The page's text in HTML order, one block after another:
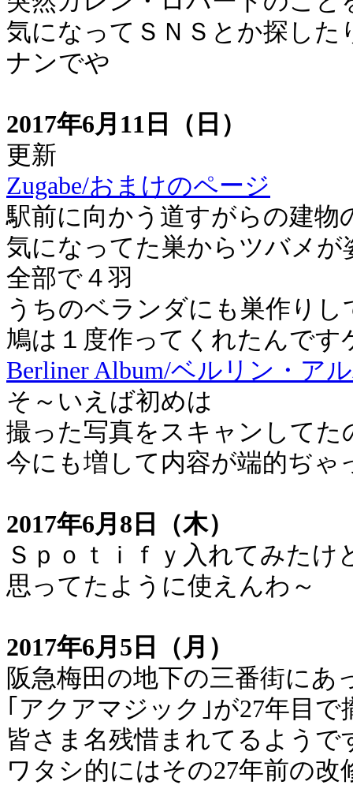
気になってＳＮＳとか探した
ナンでや
2017年6月11日（日）
更新
Zugabe/おまけのページ
駅前に向かう道すがらの建物
気になってた巣からツバメ
全部で４羽
うちのベランダにも巣作り
鳩は１度作ってくれたんです
Berliner Album/ベルリン・ア
そ～いえば初めは
撮った写真をスキャンして
今にも増して内容が端的ぢゃ
2017年6月8日（木）
Ｓｐｏｔｉｆｙ入れてみたけ
思ってたように使えんわ～
2017年6月5日（月）
阪急梅田の地下の三番街にあ
｢アクアマジック｣が27年目
皆さま名残惜まれてるようで
ワタシ的にはその27年前の